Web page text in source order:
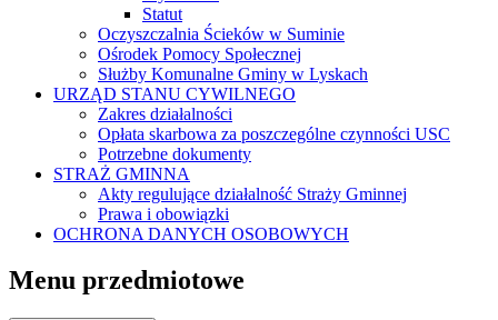
Statut
Oczyszczalnia Ścieków w Suminie
Ośrodek Pomocy Społecznej
Służby Komunalne Gminy w Lyskach
URZĄD STANU CYWILNEGO
Zakres działalności
Opłata skarbowa za poszczególne czynności USC
Potrzebne dokumenty
STRAŻ GMINNA
Akty regulujące działalność Straży Gminnej
Prawa i obowiązki
OCHRONA DANYCH OSOBOWYCH
Menu przedmiotowe